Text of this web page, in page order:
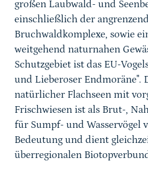
großen Laubwald- und
einschließlich der
Bruchwaldkomplexe, sowie
weitgehend naturnahen
Schutzgebiet ist das EU-
und Lieberoser Endmoräne".
natürlicher Flachseen mit
Frischwiesen ist als Brut-,
für Sumpf- und Wasservögel
Bedeutung und dient
überregionalen